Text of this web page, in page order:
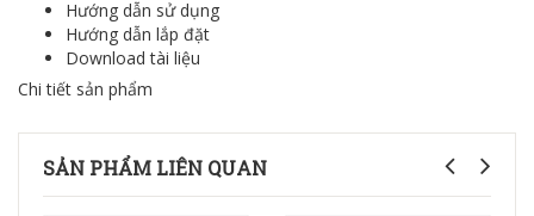
Hướng dẫn sử dụng
Hướng dẫn lắp đặt
Download tài liệu
Chi tiết sản phẩm
SẢN PHẨM LIÊN QUAN